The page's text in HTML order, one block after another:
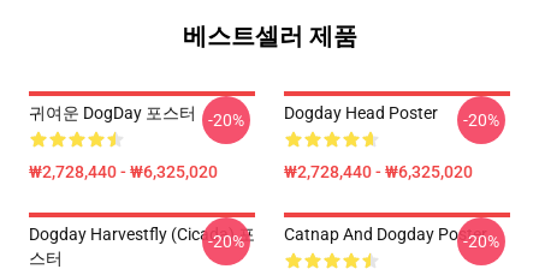
베스트셀러 제품
귀여운 DogDay 포스터
₩2,728,440 - ₩6,325,020
-20% Dogday Head Poster
₩2,728,440 - ₩6,325,020
-20%
Dogday Harvestfly (Cicada) 포
스터
-20% Catnap And Dogday Poster
-20%